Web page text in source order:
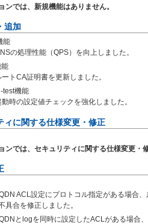
ンでは、新規機能はありません。
追加
能
の処理性能（QPS）を向上しました。
トCA証明書を更新しました。
test機能
時の設定値チェックを強化しました。
ィに関する仕様変更・修正
ンでは、セキュリティに関する仕様変更・
ACL設定にプロトコル指定がある場合
具合を修正しました。
とlogを同時に設定したACLがある場合